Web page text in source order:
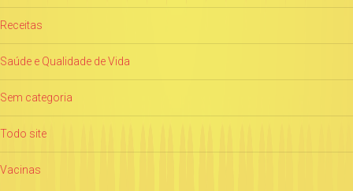
Receitas
Saúde e Qualidade de Vida
Sem categoria
Todo site
Vacinas